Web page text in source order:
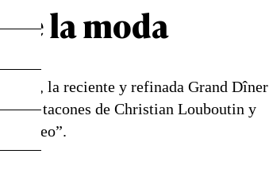
la moda
otro, la reciente y refinada Grand Dîner
en tacones de Christian Louboutin y
museo”.